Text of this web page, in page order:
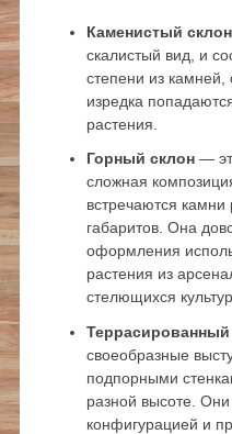
Каменистый склон
скалистый вид, и
степени из
изредка
растения.
Горный склон—
сложная
встречаются камни
габаритов. Она
оформления
растения из
стелющихся
Террасированный
своеобразные
подпорными
разной высоте.
конфигурацией и